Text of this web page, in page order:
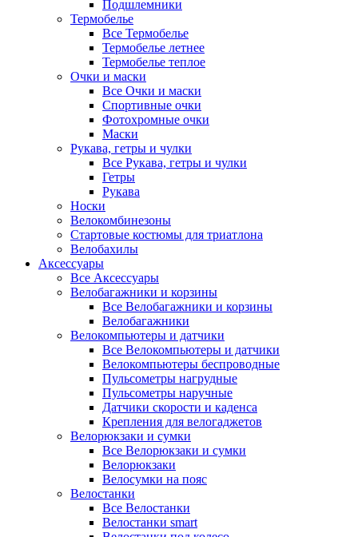
Подшлемники
Термобелье
Все Термобелье
Термобелье летнее
Термобелье теплое
Очки и маски
Все Очки и маски
Спортивные очки
Фотохромные очки
Маски
Рукава, гетры и чулки
Все Рукава, гетры и чулки
Гетры
Рукава
Носки
Велокомбинезоны
Стартовые костюмы для триатлона
Велобахилы
Аксессуары
Все Аксессуары
Велобагажники и корзины
Все Велобагажники и корзины
Велобагажники
Велокомпьютеры и датчики
Все Велокомпьютеры и датчики
Велокомпьютеры беспроводные
Пульсометры нагрудные
Пульсометры наручные
Датчики скорости и каденса
Крепления для велогаджетов
Велорюкзаки и сумки
Все Велорюкзаки и сумки
Велорюкзаки
Велосумки на пояс
Велостанки
Все Велостанки
Велостанки smart